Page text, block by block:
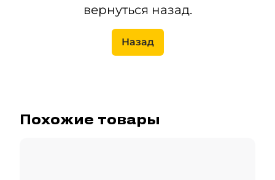
вернуться назад.
Назад
Похожие товары